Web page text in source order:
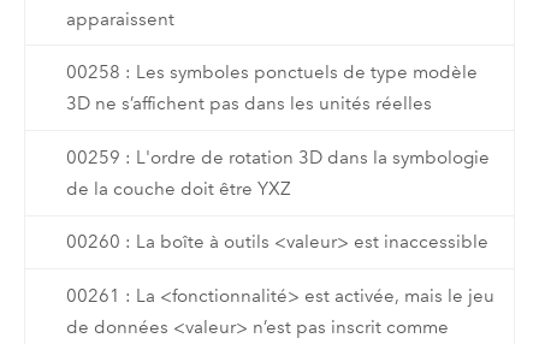
apparaissent
00258 : Les symboles ponctuels de type modèle
3D ne s’affichent pas dans les unités réelles
00259 : L'ordre de rotation 3D dans la symbologie
de la couche doit être YXZ
00260 : La boîte à outils <valeur> est inaccessible
00261 : La <fonctionnalité> est activée, mais le jeu
de données <valeur> n’est pas inscrit comme